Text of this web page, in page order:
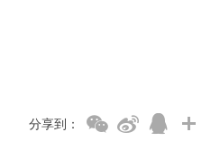
分享到：